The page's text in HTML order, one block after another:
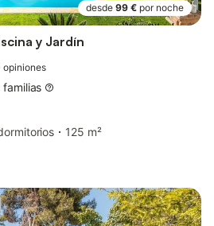
desde 99 € por noche
y Jardín
opiniones
125 m²